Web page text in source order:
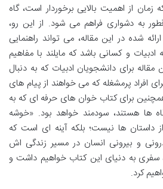
زمان از اهمیت بالایی برخوردار است، گاه
به دشواری فراهم می شود. از این رو،
ارائه شده در این مقاله، می تواند راهنمایی
ادبیات و کسانی باشد که مایلند با مفاهیم
مقاله برای دانشجویان ادبیات که به دنبال
افراد پرمشغله که می خواهند از پیام های
برای کتاب خوان های حرفه ای که به
ها هستند، سودمند خواهد بود. «خوشه
داستان ها نیست؛ بلکه آینه ای است که
و بیرونی انسان در مسیر زندگی اش
به دنیای این کتاب خواهیم داشت و
کرد.